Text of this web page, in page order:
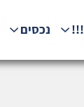
נכסים